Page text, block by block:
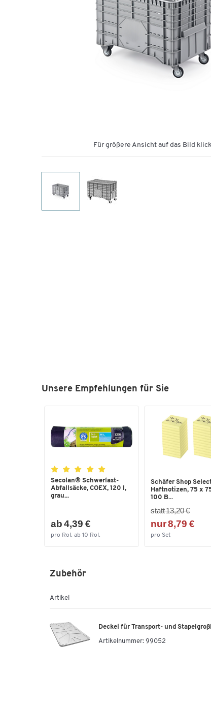
Für größere Ansicht auf das Bild
Unsere Empfehlungen für Sie
Secolan® Schwerlast-
Abfallsäcke, COEX, 120 l,
grau...
ab 4,39 €
pro Rol. ab 10 Rol.
Schäfer Shop
Haftnotizen, 75 x
100 B...
statt 13,20 €
nur 8,79 €
pro Set
Zubehör
Artikel
Deckel für Transport- und
Artikelnummer: 99052